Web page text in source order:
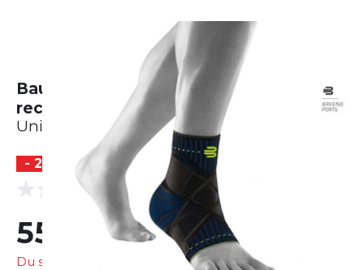
Bauerfeind Sports Ankle Support
rechts
Unisex
- 20 %
0.0
(0 Bewertungen)
55,95 € 69,90 €
Du sparst